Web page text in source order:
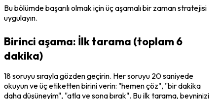
Bu bölümde başarılı olmak için üç aşamalı bir zaman stratejisi
uygulayın.
Birinci aşama: İlk tarama (toplam 6
dakika)
18 soruyu sırayla gözden geçirin. Her soruyu 20 saniyede
okuyun ve üç etiketten birini verin: "hemen çöz", "bir dakika
daha düşüneyim", "atla ve sona bırak". Bu ilk tarama, beyninizi